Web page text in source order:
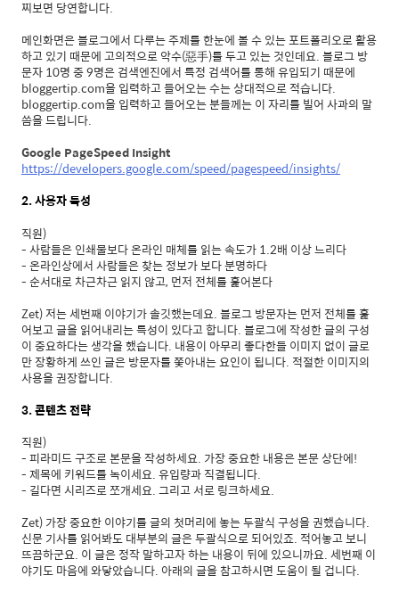
찌보면 당연합니다.
메인화면은 블로그에서 다루는 주제를 한눈에 볼 수 있는 포트폴리오로 활용
하고 있기 때문에 고의적으로 악수(惡手)를 두고 있는 것인데요. 블로그 방
문자 10명 중 9명은 검색엔진에서 특정 검색어를 통해 유입되기 때문에
bloggertip.com을 입력하고 들어오는 수는 상대적으로 적습니다.
bloggertip.com을 입력하고 들어오는 분들께는 이 자리를 빌어 사과의 말
씀을 드립니다.
Google PageSpeed Insight
https://developers.google.com/speed/pagespeed/insights/
2. 사용자 특성
직원)
- 사람들은 인쇄물보다 온라인 매체를 읽는 속도가 1.2배 이상 느리다
- 온라인상에서 사람들은 찾는 정보가 보다 분명하다
- 순서대로 차근차근 읽지 않고, 먼저 전체를 훑어본다
Zet) 저는 세번째 이야기가 솔깃했는데요. 블로그 방문자는 먼저 전체를 훑
어보고 글을 읽어내리는 특성이 있다고 합니다. 블로그에 작성한 글의 구성
이 중요하다는 생각을 했습니다. 내용이 아무리 좋다한들 이미지 없이 글로
만 장황하게 쓰인 글은 방문자를 쫓아내는 요인이 됩니다. 적절한 이미지의
사용을 권장합니다.
3. 콘텐츠 전략
직원)
- 피라미드 구조로 본문을 작성하세요. 가장 중요한 내용은 본문 상단에!
- 제목에 키워드를 녹이세요. 유입량과 직결됩니다.
- 길다면 시리즈로 쪼개세요. 그리고 서로 링크하세요.
Zet) 가장 중요한 이야기를 글의 첫머리에 놓는 두괄식 구성을 권했습니다.
신문 기사를 읽어봐도 대부분의 글은 두괄식으로 되어있죠. 적어놓고 보니
뜨끔하군요. 이 글은 정작 말하고자 하는 내용이 뒤에 있으니까요. 세번째 이
야기도 마음에 와닿았습니다. 아래의 글을 참고하시면 도움이 될 겁니다.